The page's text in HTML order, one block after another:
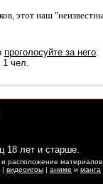
этот наш
проголосуйте за него.
1 чел.
18 лет и старше.
и расположение
| видеоигры | аниме и манга